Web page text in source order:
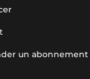
un abonnement